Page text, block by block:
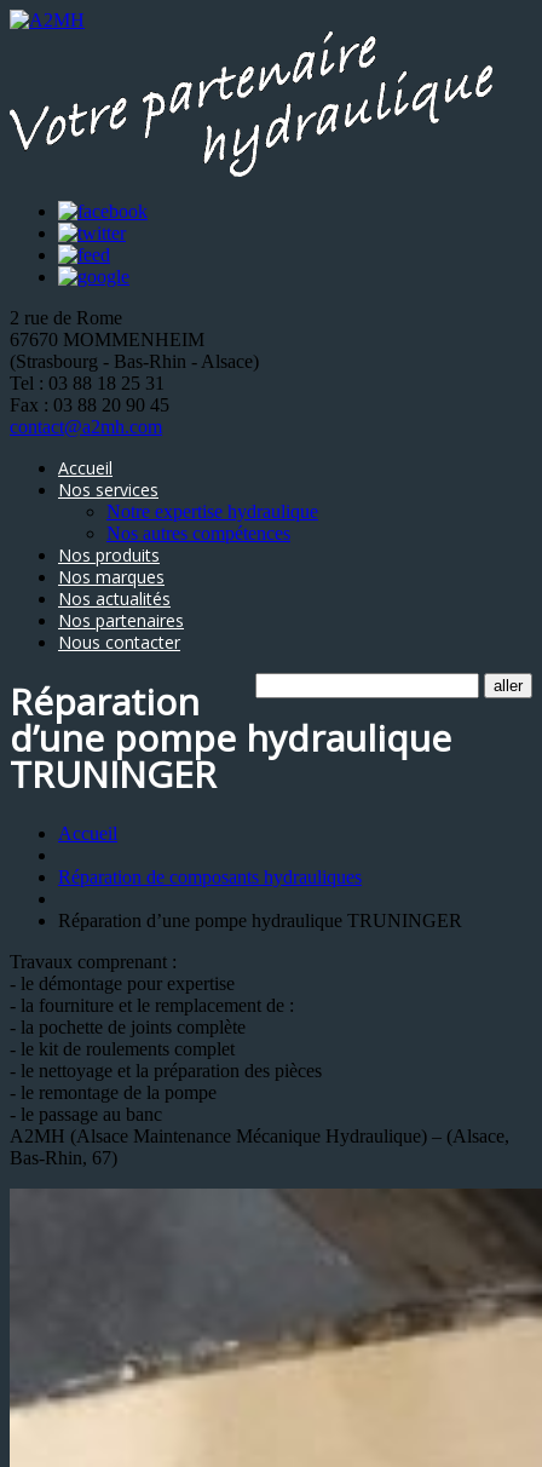
2 rue de Rome
67670 MOMMENHEIM
(Strasbourg - Bas-Rhin - Alsace)
Tel : 03 88 18 25 31
Fax : 03 88 20 90 45
contact@a2mh.com
Accueil
Nos services
Notre expertise hydraulique
Nos autres compétences
Nos produits
Nos marques
Nos actualités
Nos partenaires
Nous contacter
Réparation
d’une pompe hydraulique
TRUNINGER
Accueil
Réparation de composants hydrauliques
Réparation d’une pompe hydraulique TRUNINGER
Travaux comprenant :
- le démontage pour expertise
- la fourniture et le remplacement de :
- la pochette de joints complète
- le kit de roulements complet
- le nettoyage et la préparation des pièces
- le remontage de la pompe
- le passage au banc
A2MH (Alsace Maintenance Mécanique Hydraulique) – (Alsace,
Bas-Rhin, 67)